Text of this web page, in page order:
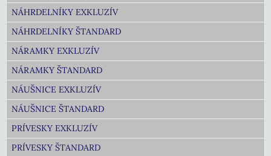
NÁHRDELNÍKY EXKLUZÍV
NÁHRDELNÍKY ŠTANDARD
NÁRAMKY EXKLUZÍV
NÁRAMKY ŠTANDARD
NÁUŠNICE EXKLUZÍV
NÁUŠNICE ŠTANDARD
PRÍVESKY EXKLUZÍV
PRÍVESKY ŠTANDARD